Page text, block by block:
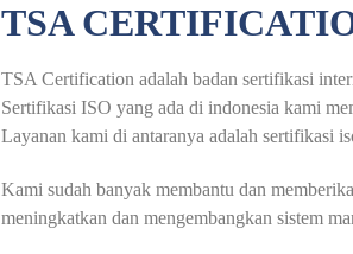
TSA
TSA Certification adalah badan sertifikasi
Sertifikasi ISO yang ada di indonesia kami
Layanan kami di antaranya adalah sertifikasi
Kami sudah banyak membantu dan
meningkatkan dan mengembangkan sistem